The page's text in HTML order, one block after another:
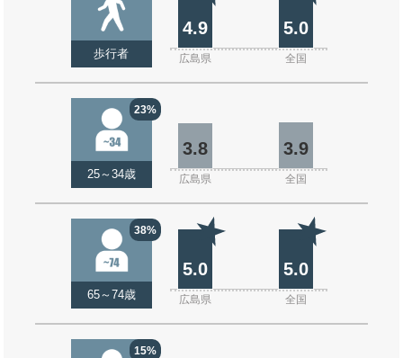
歩行者
4.9 5.0
広島県 全国
23%
25～34歳
3.8 3.9
広島県 全国
38%
65～74歳
5.0 5.0
広島県 全国
15%